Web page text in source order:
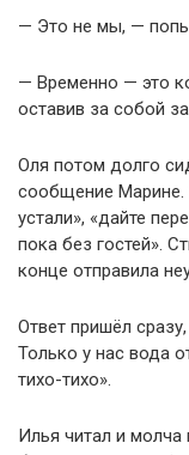
— Это не мы, —
— Временно — это
оставив за собой
Оля потом долго
сообщение Марине.
устали», «дайте
пока без гостей».
конце отправила
Ответ пришёл
Только у нас вода
тихо-тихо».
Илья читал и молча